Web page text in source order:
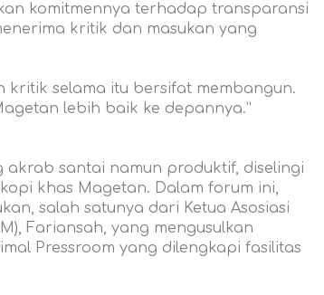
komitmennya terhadap transparansi
kritik dan masukan yang
kritik selama itu bersifat membangun.
lebih baik ke depannya.”
santai namun produktif, diselingi
khas Magetan. Dalam forum ini,
salah satunya dari Ketua Asosiasi
Fariansah, yang mengusulkan
Pressroom yang dilengkapi fasilitas